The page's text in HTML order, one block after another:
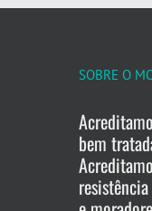
SOBRE O
bem